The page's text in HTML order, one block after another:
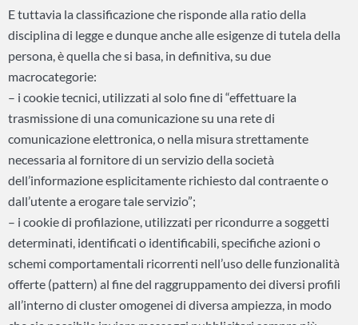
E tuttavia la classificazione che risponde alla ratio della
disciplina di legge e dunque anche alle esigenze di tutela della
persona, è quella che si basa, in definitiva, su due
macrocategorie:
– i cookie tecnici, utilizzati al solo fine di “effettuare la
trasmissione di una comunicazione su una rete di
comunicazione elettronica, o nella misura strettamente
necessaria al fornitore di un servizio della società
dell’informazione esplicitamente richiesto dal contraente o
dall’utente a erogare tale servizio”;
– i cookie di profilazione, utilizzati per ricondurre a soggetti
determinati, identificati o identificabili, specifiche azioni o
schemi comportamentali ricorrenti nell’uso delle funzionalità
offerte (pattern) al fine del raggruppamento dei diversi profili
all’interno di cluster omogenei di diversa ampiezza, in modo